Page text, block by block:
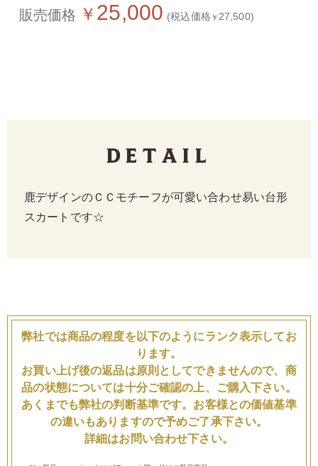
販売価格 ￥ 25,000 (税込価格 ￥ 27,500)
Detail
鹿デザインのＣＣモチーフが可愛い合わせ易い台形
スカートです☆
弊社では商品の程度を以下のようにランク表示してお
ります。
お買い上げ後の返品は原則としてできませんので、商
品の状態については十分ご確認の上、ご購入下さい。
あくまでも弊社の判断基準です。お客様との価値基準
の違いもありますので予めご了承下さい。
詳細はお問い合わせ下さい。